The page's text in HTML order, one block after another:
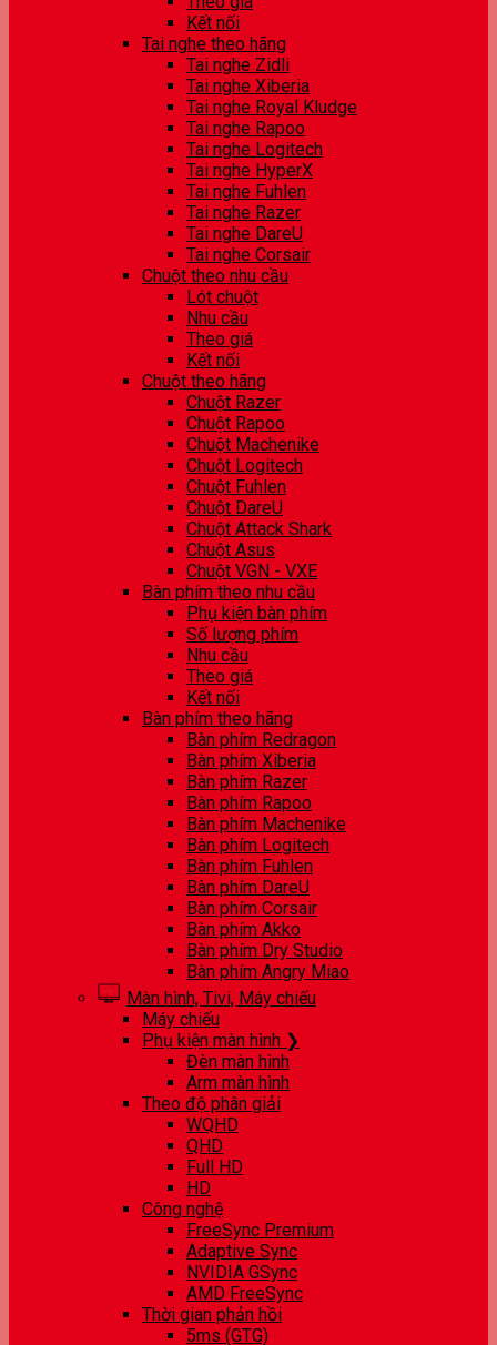
Kết nối
Tai nghe theo hãng
Tai nghe Zidli
Tai nghe Xiberia
Tai nghe Royal Kludge
Tai nghe Rapoo
Tai nghe Logitech
Tai nghe HyperX
Tai nghe Fuhlen
Tai nghe Razer
Tai nghe DareU
Tai nghe Corsair
Chuột theo nhu cầu
Lót chuột
Nhu cầu
Theo giá
Kết nối
Chuột theo hãng
Chuột Razer
Chuột Rapoo
Chuột Machenike
Chuột Logitech
Chuột Fuhlen
Chuột DareU
Chuột Attack Shark
Chuột Asus
Chuột VGN - VXE
Bàn phím theo nhu cầu
Phụ kiện bàn phím
Số lượng phím
Nhu cầu
Theo giá
Kết nối
Bàn phím theo hãng
Bàn phím Redragon
Bàn phím Xiberia
Bàn phím Razer
Bàn phím Rapoo
Bàn phím Machenike
Bàn phím Logitech
Bàn phím Fuhlen
Bàn phím DareU
Bàn phím Corsair
Bàn phím Akko
Bàn phím Dry Studio
Bàn phím Angry Miao
Màn hình, Tivi, Máy chiếu
Máy chiếu
Phụ kiện màn hình ❯
Đèn màn hình
Arm màn hình
Theo độ phân giải
WQHD
QHD
Full HD
HD
Công nghệ
FreeSync Premium
Adaptive Sync
NVIDIA GSync
AMD FreeSync
Thời gian phản hồi
5ms (GTG)